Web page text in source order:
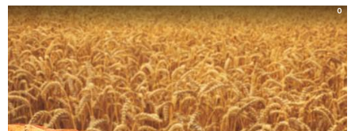
0